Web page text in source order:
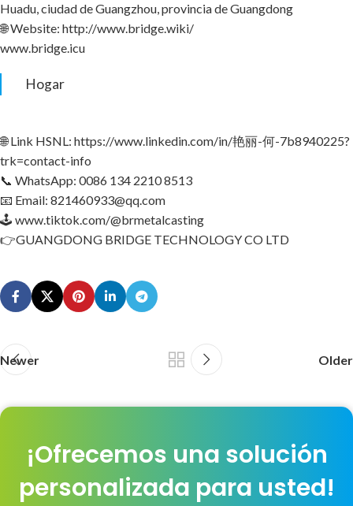
Huadu, ciudad de Guangzhou, provincia de Guangdong
🌐 Website: http://www.bridge.wiki/
www.bridge.icu
Hogar
🌐 Link HSNL: https://www.linkedin.com/in/艳丽-何-7b8940225?
trk=contact-info
📞 WhatsApp: 0086 134 2210 8513
📧 Email: 821460933@qq.com
🕹 www.tiktok.com/@brmetalcasting
👉GUANGDONG BRIDGE TECHNOLOGY CO LTD
Newer Older
¡Ofrecemos una solución
personalizada para usted!